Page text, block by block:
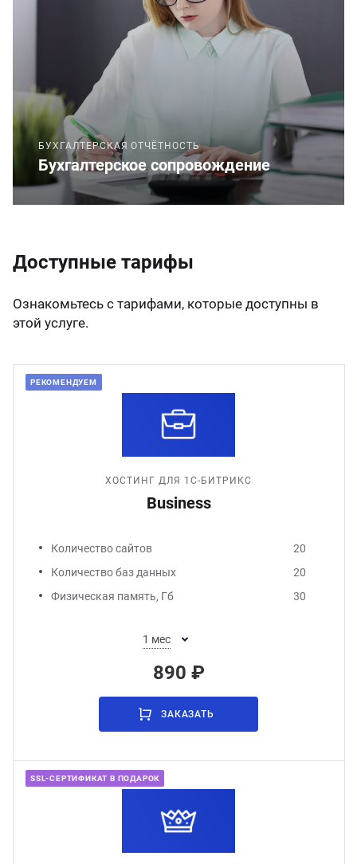
БУХГАЛТЕРСКАЯ ОТЧЁТНОСТЬ
Бухгалтерское сопровождение
Доступные тарифы
Ознакомьтесь с тарифами, которые доступны в
этой услуге.
ХОСТИНГ ДЛЯ 1С-БИТРИКС
Business
РЕКОМЕНДУЕМ
Количество сайтов
20
Количество баз данных
20
Физическая память, Гб
30
1 мес
890 ₽
ЗАКАЗАТЬ
SSL-СЕРТИФИКАТ В ПОДАРОК